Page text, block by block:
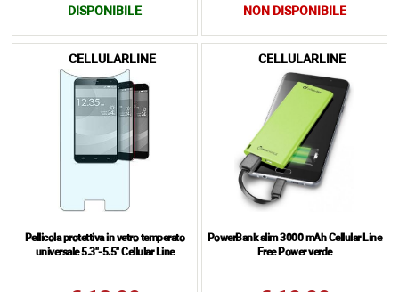
DISPONIBILE NON DISPONIBILE
CELLULARLINE
Pellicola protettiva in vetro temperato
universale 5.3"-5.5" Cellular Line
CELLULARLINE
PowerBank slim 3000 mAh Cellular Line
Free Power verde